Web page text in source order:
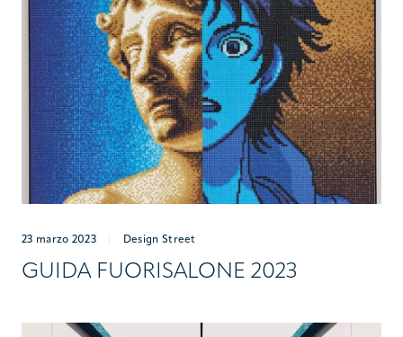
23 marzo 2023 Design Street
GUIDA FUORISALONE 2023